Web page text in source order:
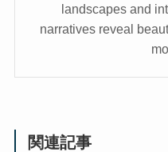
landscapes and
narratives reveal
関連記事